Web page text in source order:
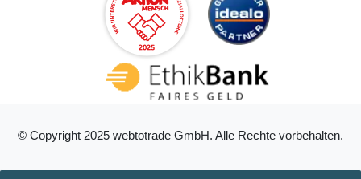
© Copyright 2025 webtotrade GmbH. Alle Rechte vorbehalten.